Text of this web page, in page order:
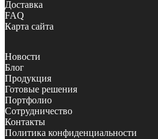
Доставка
FAQ
Карта сайта
Новости
Блог
Продукция
Готовые решения
Портфолио
Сотрудничество
Контакты
Политика конфиденциальности